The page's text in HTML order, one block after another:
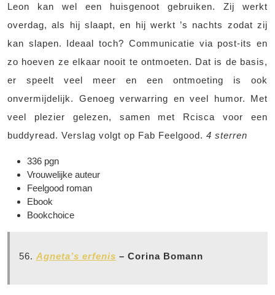
Leon kan wel een huisgenoot gebruiken. Zij werkt
overdag, als hij slaapt, en hij werkt ’s nachts zodat zij
kan slapen. Ideaal toch? Communicatie via post-its en
zo hoeven ze elkaar nooit te ontmoeten. Dat is de basis,
er speelt veel meer en een ontmoeting is ook
onvermijdelijk. Genoeg verwarring en veel humor. Met
veel plezier gelezen, samen met Rcisca voor een
buddyread. Verslag volgt op Fab Feelgood. 4 sterren
336 pgn
Vrouwelijke auteur
Feelgood roman
Ebook
Bookchoice
56. Agneta’s erfenis – Corina Bomann